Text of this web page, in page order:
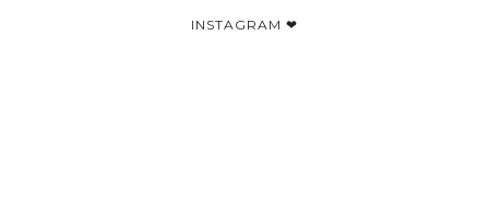
INSTAGRAM ❤